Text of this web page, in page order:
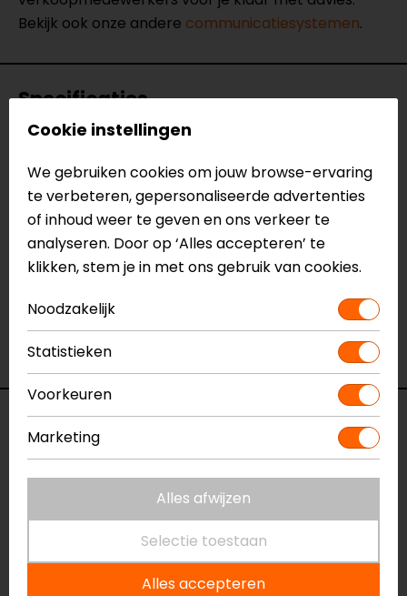
Bekijk ook onze andere communicatiesystemen.
Specificaties
Freecom 4X duo
Model
361.2019
Merk
Cardo
Kleur
Zwart
Aantal rijders
rijder-naar-rijder(s)
intercom
Mesh intercom
Nee
Pakketinhoud
Reviews (4)
Goed product en beter als de vorige uitvoering.
Bediening is simpel. Hoop er nog lang plezier van
te hebben. Oude ging 10 jaar mee
Cookie instellingen
We gebruiken cookies om jouw browse-ervaring
te verbeteren, gepersonaliseerde advertenties
of inhoud weer te geven en ons verkeer te
analyseren. Door op ‘Alles accepteren’ te
klikken, stem je in met ons gebruik van cookies.
Noodzakelijk
Statistieken
Voorkeuren
Marketing
Alles afwijzen
Selectie toestaan
Alles accepteren